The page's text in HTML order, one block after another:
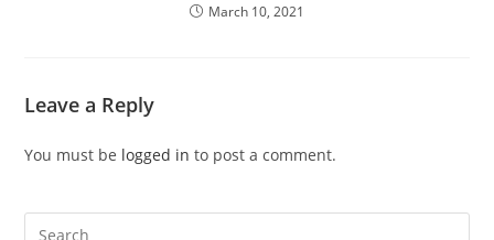
March 10, 2021
Leave a Reply
You must be logged in to post a comment.